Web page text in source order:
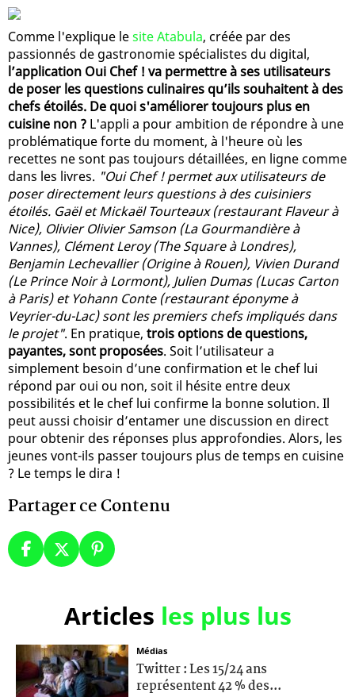
Comme l'explique lesite Atabula, créée par des
passionnés de gastronomie spécialistes du digital,
l’application Oui Chef ! va permettre à ses utilisateurs
de poser les questions culinaires qu’ils souhaitent à des
chefs étoilés. De quoi s'améliorer toujours plus en
cuisine non ? L'appli a pour ambition de répondre à une
problématique forte du moment, à l'heure où les
recettes ne sont pas toujours détaillées, en ligne comme
dans les livres. "Oui Chef ! permet aux utilisateurs de
poser directement leurs questions à des cuisiniers
étoilés. Gaël et Mickaël Tourteaux (restaurant Flaveur à
Nice), Olivier Olivier Samson (La Gourmandière à
Vannes), Clément Leroy (The Square à Londres),
Benjamin Lechevallier (Origine à Rouen), Vivien Durand
(Le Prince Noir à Lormont), Julien Dumas (Lucas Carton
à Paris) et Yohann Conte (restaurant éponyme à
Veyrier-du-Lac) sont les premiers chefs impliqués dans
le projet". En pratique, trois options de questions,
payantes, sont proposées. Soit l’utilisateur a
simplement besoin d’une confirmation et le chef lui
répond par oui ou non, soit il hésite entre deux
possibilités et le chef lui confirme la bonne solution. Il
peut aussi choisir d’entamer une discussion en direct
pour obtenir des réponses plus approfondies. Alors, les
jeunes vont-ils passer toujours plus de temps en cuisine
? Le temps le dira !
Partager ce Contenu
Articles les plus lus
Médias
Twitter : Les 15/24 ans
représentent 42 % des...